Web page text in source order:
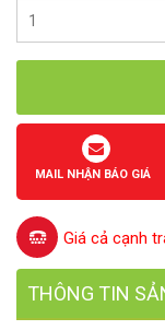
MAIL NHẬN BÁO GIÁ
Giá cả cạnh
THÔNG TIN